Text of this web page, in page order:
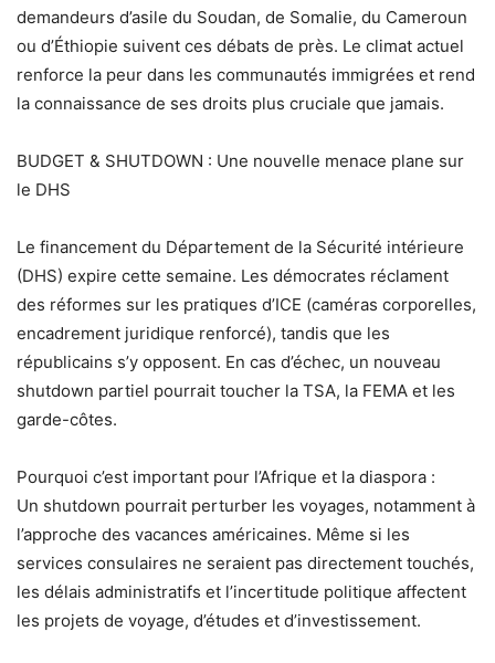
demandeurs d’asile du Soudan, de Somalie, du Cameroun
ou d’Éthiopie suivent ces débats de près. Le climat actuel
renforce la peur dans les communautés immigrées et rend
la connaissance de ses droits plus cruciale que jamais.
BUDGET & SHUTDOWN : Une nouvelle menace plane sur
le DHS
Le financement du Département de la Sécurité intérieure
(DHS) expire cette semaine. Les démocrates réclament
des réformes sur les pratiques d’ICE (caméras corporelles,
encadrement juridique renforcé), tandis que les
républicains s’y opposent. En cas d’échec, un nouveau
shutdown partiel pourrait toucher la TSA, la FEMA et les
garde-côtes.
Pourquoi c’est important pour l’Afrique et la diaspora :
Un shutdown pourrait perturber les voyages, notamment à
l’approche des vacances américaines. Même si les
services consulaires ne seraient pas directement touchés,
les délais administratifs et l’incertitude politique affectent
les projets de voyage, d’études et d’investissement.